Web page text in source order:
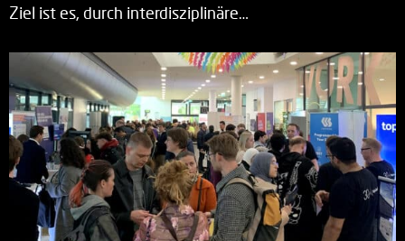
Ziel ist es, durch interdisziplinäre…